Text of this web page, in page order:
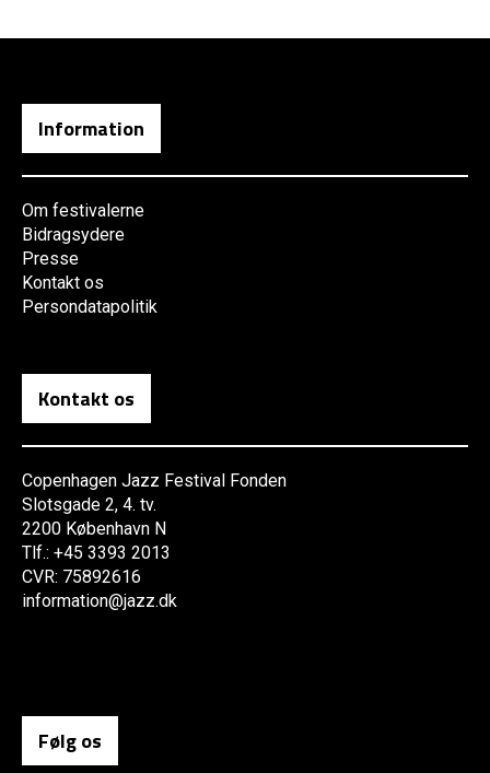
Information
Om festivalerne
Bidragsydere
Presse
Kontakt os
Persondatapolitik
Kontakt os
Copenhagen Jazz Festival Fonden
Slotsgade 2, 4. tv.
2200 København N
Tlf.: +45 3393 2013
CVR: 75892616
information@jazz.dk
Følg os